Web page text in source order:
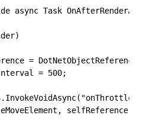
async Task
=
= 500;
selfReference,